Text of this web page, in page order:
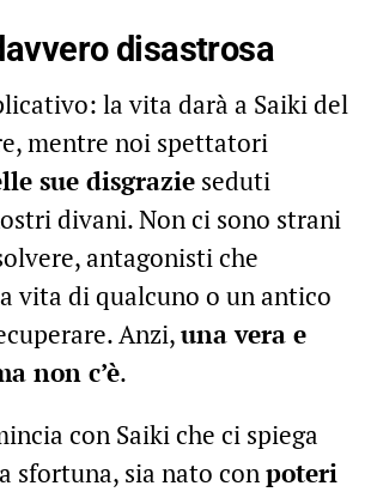
disastrosa
la vita darà a Saiki del
mentre noi spettatori
sue disgrazieseduti
divani. Non ci sono strani
antagonisti che
vita di qualcuno o un antico
Anzi,una vera e
non c’è.
con Saiki che ci spiega
sfortuna, sia nato conpoteri